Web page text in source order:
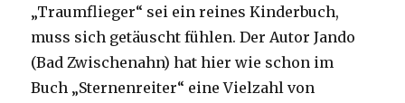
„Traumflieger“ sei ein reines Kinderbuch,
muss sich getäuscht fühlen. Der Autor Jando
(Bad Zwischenahn) hat hier wie schon im
Buch „Sternenreiter“ eine Vielzahl von